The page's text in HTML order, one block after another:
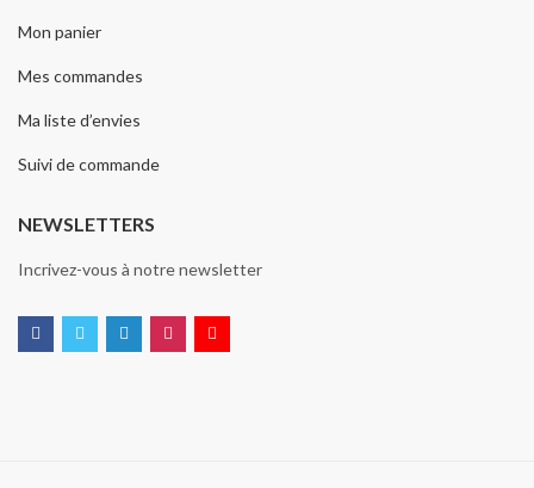
Mon panier
Mes commandes
Ma liste d’envies
Suivi de commande
NEWSLETTERS
Incrivez-vous à notre newsletter